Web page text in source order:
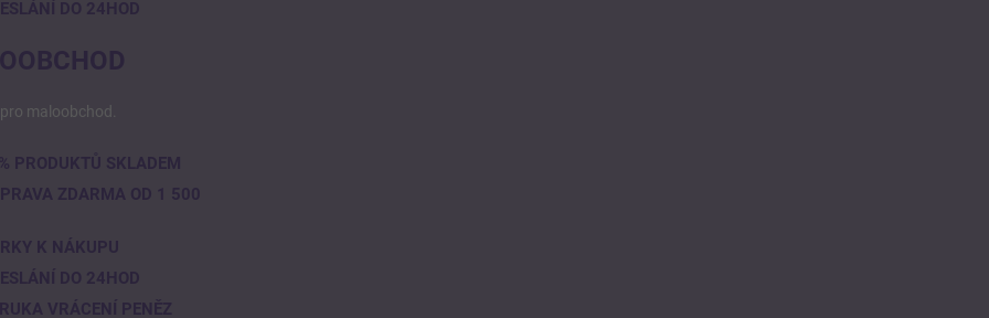
DO 24HOD
maloobchod.
PRODUKTŮ SKLADEM
ZDARMA OD 1 500
K NÁKUPU
DO 24HOD
VRÁCENÍ PENĚZ